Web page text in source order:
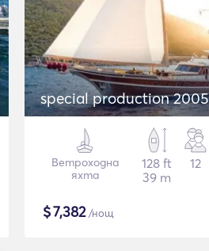
special production 2005
Ветроходна
яхта
128 ft
39 m
12
$7,382/нощ